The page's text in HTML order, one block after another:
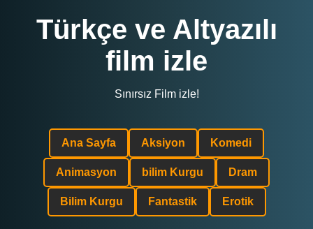
Türkçe ve Altyazılı
film izle
Sınırsız Film izle!
Ana Sayfa Aksiyon Komedi
Animasyon bilim Kurgu Dram
Bilim Kurgu Fantastik Erotik